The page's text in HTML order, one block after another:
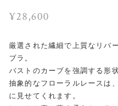
¥28,600
厳選された繊細で上質なリバ
ブラ。
バストのカーブを強調する形
抽象的なフローラルレースは
に見せてくれます。